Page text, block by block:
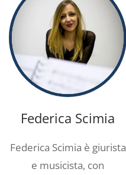
Federica Scimia
Federica Scimia è giurista
e musicista, con